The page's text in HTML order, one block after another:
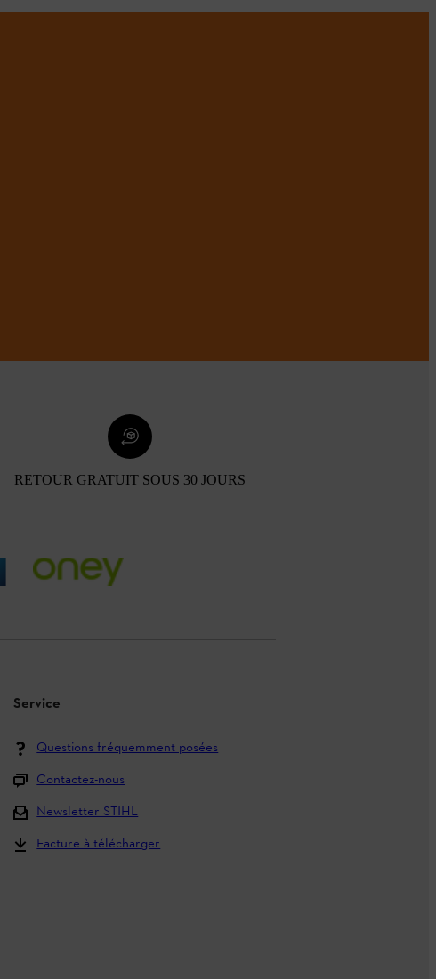
RETOUR GRATUIT SOUS 30 JOURS
Service
Questions fréquemment posées
Contactez-nous
Newsletter STIHL
Facture à télécharger